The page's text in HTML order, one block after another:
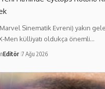
Sinematik Evreni) yakın
X-Men külliyatı oldukça önemli…
Editör 7 Ağu 2026